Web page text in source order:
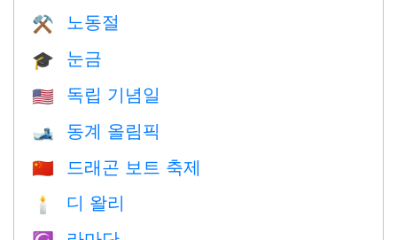
⚒️ 노동절
🎓 눈금
🇺🇸 독립 기념일
🎿 동계 올림픽
🇨🇳 드래곤 보트 축제
🕯 디 왈리